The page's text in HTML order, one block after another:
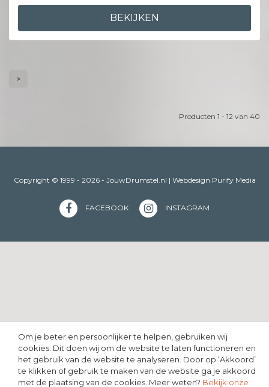
BEKIJKEN
>
Producten 1 - 12 van 40
Copyright © 1999 - 2026 - JouwDrumstel.nl | Webdesign Purify Media
FACEBOOK INSTAGRAM
Om je beter en persoonlijker te helpen, gebruiken wij
cookies. Dit doen wij om de website te laten functioneren en
het gebruik van de website te analyseren. Door op ‘Akkoord’
te klikken of gebruik te maken van de website ga je akkoord
met de plaatsing van de cookies. Meer weten? Bekijk onze